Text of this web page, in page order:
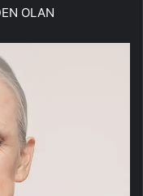
OLAN